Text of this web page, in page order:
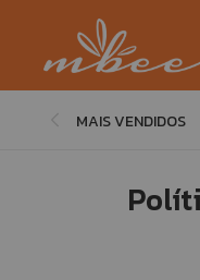
MAIS VENDIDOS